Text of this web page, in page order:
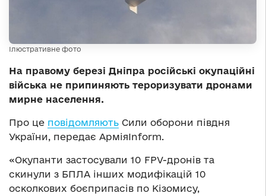
Ілюстративне фото
На правому березі Дніпра російські окупаційні
війська не припиняють тероризувати дронами
мирне населення.
Про це повідомляють Сили оборони півдня
України, передає АрміяInform.
«Окупанти застосували 10 FPV-дронів та
скинули з БПЛА інших модифікацій 10
осколкових боєприпасів по Кізомису,